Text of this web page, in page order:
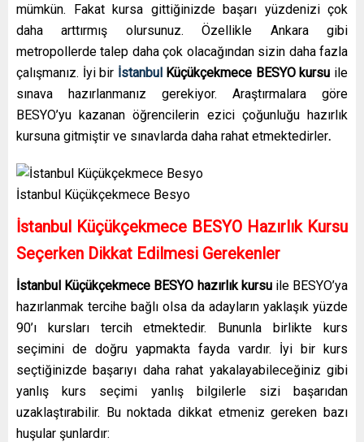
mümkün. Fakat kursa gittiğinizde başarı yüzdenizi çok
daha arttırmış olursunuz. Özellikle Ankara gibi
metropollerde talep daha çok olacağından sizin daha fazla
çalışmanız. İyi bir İstanbulKüçükçekmece BESYO kursu ile
sınava hazırlanmanız gerekiyor. Araştırmalara göre
BESYO’yu kazanan öğrencilerin ezici çoğunluğu hazırlık
kursuna gitmiştir ve sınavlarda daha rahat etmektedirler.
İstanbul Küçükçekmece Besyo
İstanbul Küçükçekmece BESYO Hazırlık Kursu
Seçerken Dikkat Edilmesi Gerekenler
İstanbul Küçükçekmece BESYO hazırlık kursu ile BESYO’ya
hazırlanmak tercihe bağlı olsa da adayların yaklaşık yüzde
90’ı kursları tercih etmektedir. Bununla birlikte kurs
seçimini de doğru yapmakta fayda vardır. İyi bir kurs
seçtiğinizde başarıyı daha rahat yakalayabileceğiniz gibi
yanlış kurs seçimi yanlış bilgilerle sizi başarıdan
uzaklaştırabilir. Bu noktada dikkat etmeniz gereken bazı
huşular şunlardır: